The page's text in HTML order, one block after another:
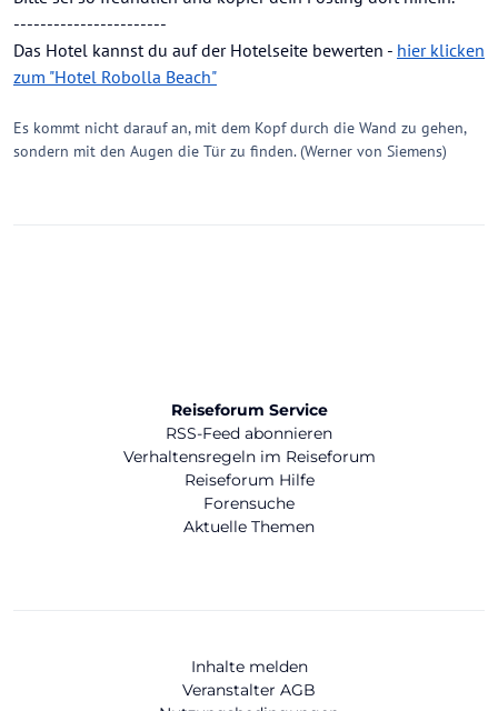
selbst zahlen. Als ich dann später ins Hotel gekommen
bin, war die Rezeption nicht besetzt und ich stand um 4
Uhr früh vor verschlossenen Türen. Erst nach 30 Minuten
ist jemand gekommen. Das Hotel Robolla Beach ist
nicht zu empfehlen. Die Getränke sind teuer (7€ für
und auf die Getränke. Das Personal ist nicht freundlich.
Die Betten sind hart und unbequem. Das Fitnessstudio
-----------------------
Das Hotel kannst du auf der Hotelseite bewerten - hier klicken
zum "Hotel Robolla Beach"
Es kommt nicht darauf an, mit dem Kopf durch die Wand zu gehen,
sondern mit den Augen die Tür zu finden. (Werner von Siemens)
Reiseforum Service
RSS-Feed abonnieren
Verhaltensregeln im Reiseforum
Reiseforum Hilfe
Forensuche
Aktuelle Themen
Inhalte melden
Veranstalter AGB